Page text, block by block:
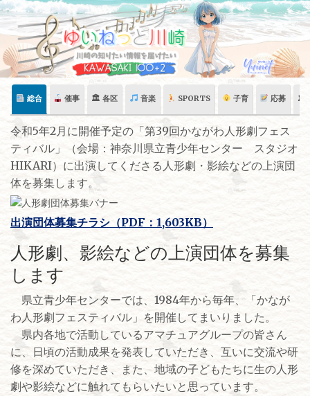
Skip
content
総合 催事 🏛 各区 音楽 SPORTS 子育 応募 🏛
令和5年2月に開催予定の「第39回かながわ人形劇フェス
ティバル」（会場：神奈川県立青少年センター スタジオ
HIKARI）に出演してくださる人形劇・影絵などの上演団
体を募集します。
出演団体募集チラシ（PDF：1,603KB）
人形劇、影絵などの上演団体を募集
します
県立青少年センターでは、1984年から毎年、「かなが
わ人形劇フェスティバル」を開催してまいりました。
県内各地で活動しているアマチュアグループの皆さん
に、日頃の活動成果を発表していただき、互いに交流や研
修を深めていただき、また、地域の子どもたちに生の人形
劇や影絵などに触れてもらいたいと思っています。